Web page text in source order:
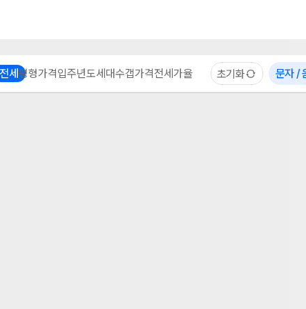
전세 평형가격입주년도세대수갭가격전세가율 초기화 문자 /